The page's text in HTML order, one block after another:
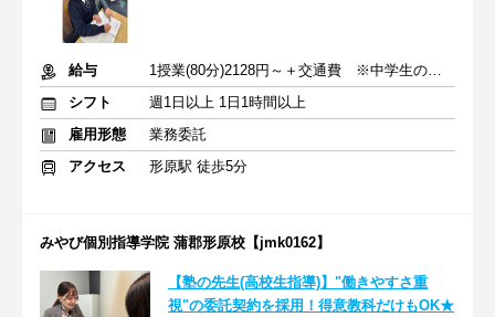
給与
1授業(80分)2128円～＋交通費 ※中学生の場合
シフト
週1日以上 1日1時間以上
雇用形態
業務委託
アクセス
形原駅 徒歩5分
みやび個別指導学院 蒲郡形原校【jmk0162】
【塾の先生(高校生指導)】"働きやすさ重
視"の委託契約を採用！得意教科だけもOK★